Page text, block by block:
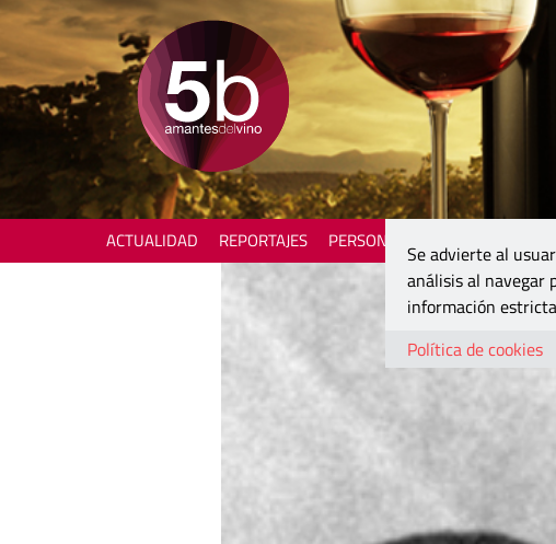
ACTUALIDAD REPORTAJES PERSONAJES
Se advierte al
análisis al navegar
información
Política de cookies